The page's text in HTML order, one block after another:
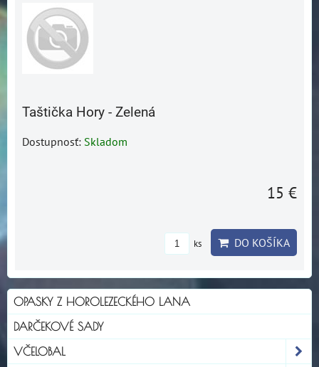
Taštička Hory - Zelená
Dostupnosť: Skladom
15 €
ks DO KOŠÍKA
OPASKY Z HOROLEZECKÉHO LANA
DARČEKOVÉ SADY
VČELOBAL